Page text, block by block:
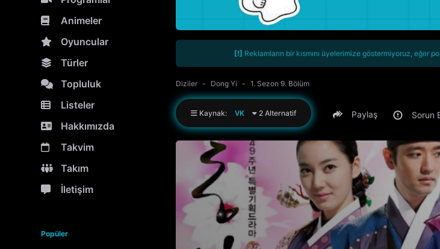
Animeler
Oyuncular
Türler
Topluluk
Listeler
Hakkımızda
Takvim
Takım
İletişim
Popüler
[!] Reklamların bir kısmını üyelerimize göstermiyoruz, eğer
Diziler Dong Yi 1. Sezon 9. Bölüm
Kaynak: VK 2 Alternatif Paylaş Sorun